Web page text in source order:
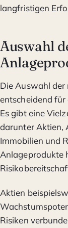
langfristigen
Auswahl
Die Auswahl
entscheidend
Es gibt eine
darunter Aktien,
Immobilien und
Anlageprodukte
Aktien
Risiken